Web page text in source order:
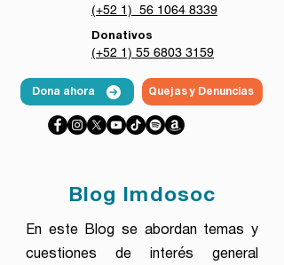
(+52 1) 56 1064 8339
Donativos
(+52 1) 55 6803 3159
Dona ahora Quejas y Denuncias
Blog Imdosoc
En este Blog se abordan temas y
cuestiones de interés general